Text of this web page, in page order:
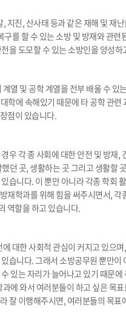
지진, 산사태 등과 같은 재해 및 재
를 할 수 있는 소방 및 방재와 관련
을 도모할 수 있는 소방인을 양성하
열 및 공학 계열을 전부 배울 수 있
학에 속해있기 때문에 타 공학 관련
점이 있습니다.
우 각 종 사회에 대한 안전 및 방재,
던 곳, 생활하는 곳 그리고 생활할
습니다. 이 뿐만 아니라 각종 학회
재학과를 위해 힘을 써주시면서, 각
역할을 하고 있습니다.
대한 사회적 관심이 커지고 있으
습니다. 그래서 소방공무원 뿐만이
있는 자리가 늘어나고 있기 때문에
에 와서 여러분들이 하고 싶은 목
잘 이행해주시면, 여러분들의 목표